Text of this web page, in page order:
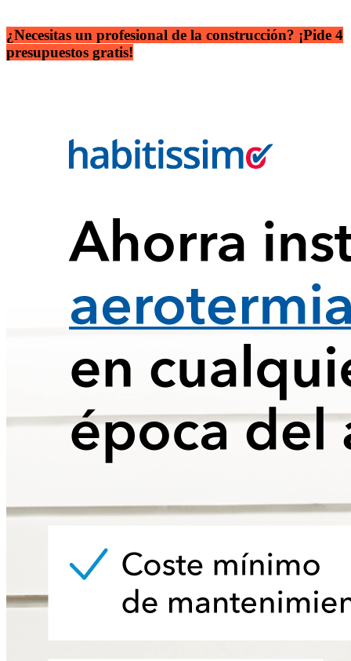
¿Necesitas un profesional de la construcción? ¡Pide 4
presupuestos gratis!